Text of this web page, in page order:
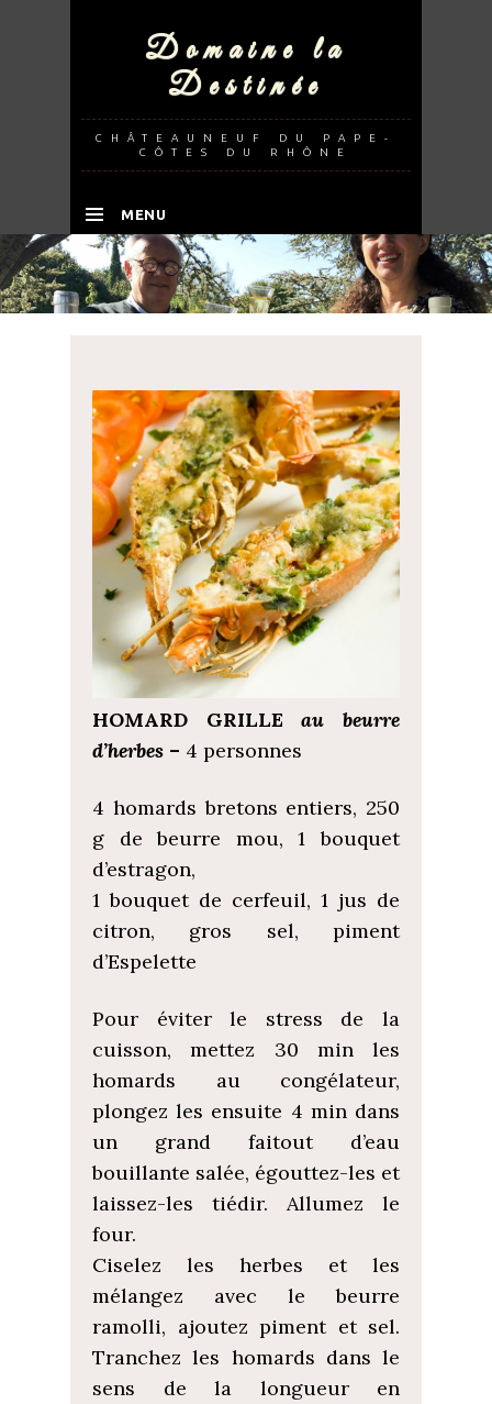
Domaine la
Destinée
CHÂTEAUNEUF DU PAPE-
CÔTES DU RHÔNE
MENU
SKIP TO CONTENT
HOMARD GRILLEau beurre
d’herbes – 4 personnes
4 homards bretons entiers, 250
g de beurre mou, 1 bouquet
d’estragon,
1 bouquet de cerfeuil, 1 jus de
citron, gros sel, piment
d’Espelette
Pour éviter le stress de la
cuisson, mettez 30 min les
homards au congélateur,
plongez les ensuite 4 min dans
un grand faitout d’eau
bouillante salée, égouttez-les et
laissez-les tiédir. Allumez le
four.
Ciselez les herbes et les
mélangez avec le beurre
ramolli, ajoutez piment et sel.
Tranchez les homards dans le
sens de la longueur en